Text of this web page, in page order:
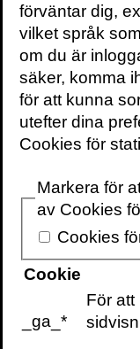
Här finns
ämnet i en
Själ gjorde
För en
Nudging-
både företag
tillämpar det
läs den här
förväntar dig,
vilket språk
om du är
säker, komma
för att kunna
utefter dina
Cookies för
Markera för
av Cookies
Cookies
Cookie
_ga_*
För att